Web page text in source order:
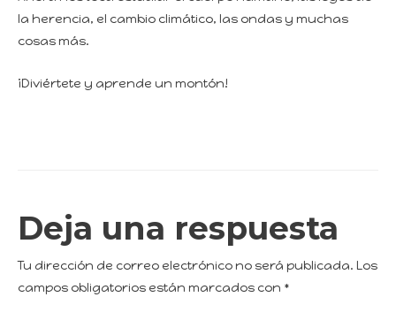
la herencia, el cambio climático, las ondas y muchas
cosas más.
¡Diviértete y aprende un montón!
Deja una respuesta
Tu dirección de correo electrónico no será publicada. Los
campos obligatorios están marcados con *